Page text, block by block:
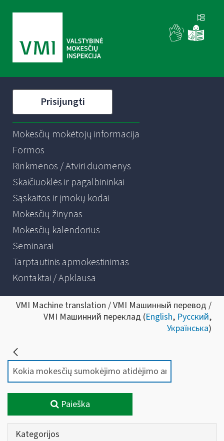
Prisijungti
Mokesčių mokėtojų informacija
Formos
Rinkmenos / Atviri duomenys
Skaičiuoklės ir pagalbininkai
Sąskaitos ir įmokų kodai
Mokesčių žinynas
Mokesčių kalendorius
Seminarai
Tarptautinis apmokestinimas
Kontaktai / Apklausa
VMI Machine translation / VMI Машинный перевод /
VMI Машинний переклад (English, Русский,
Українська)
Paieška
Kategorijos